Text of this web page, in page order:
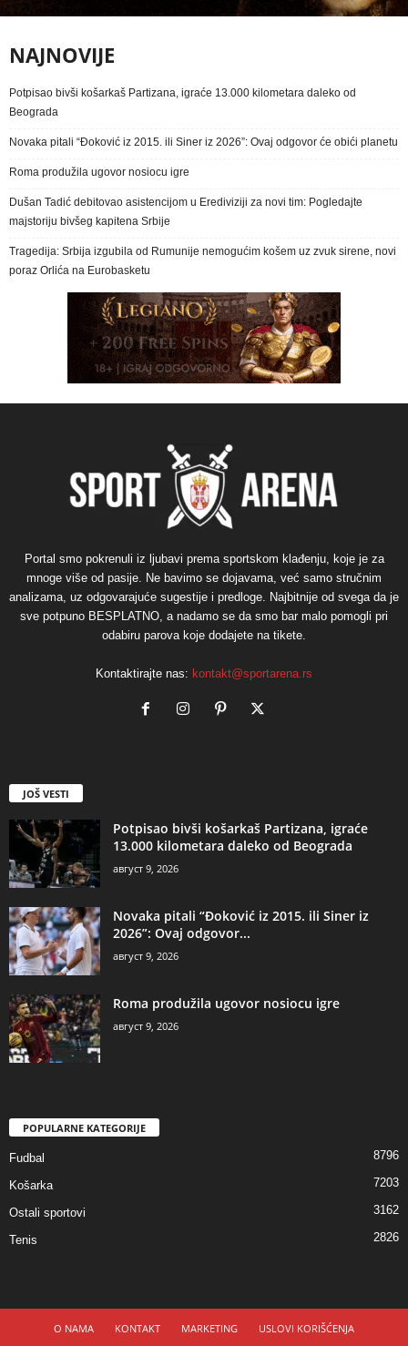
NAJNOVIJE
Potpisao bivši košarkaš Partizana, igraće 13.000 kilometara daleko od
Beograda
Novaka pitali “Đoković iz 2015. ili Siner iz 2026”: Ovaj odgovor će obići planetu
Roma produžila ugovor nosiocu igre
Dušan Tadić debitovao asistencijom u Erediviziji za novi tim: Pogledajte
majstoriju bivšeg kapitena Srbije
Tragedija: Srbija izgubila od Rumunije nemogućim košem uz zvuk sirene, novi
poraz Orlića na Eurobasketu
Portal smo pokrenuli iz ljubavi prema sportskom klađenju, koje je za
mnoge više od pasije. Ne bavimo se dojavama, već samo stručnim
analizama, uz odgovarajuće sugestije i predloge. Najbitnije od svega da je
sve potpuno BESPLATNO, a nadamo se da smo bar malo pomogli pri
odabiru parova koje dodajete na tikete.
Kontaktirajte nas: kontakt@sportarena.rs
JOŠ VESTI
Potpisao bivši košarkaš Partizana, igraće
13.000 kilometara daleko od Beograda
август 9, 2026
Novaka pitali “Đoković iz 2015. ili Siner iz
2026”: Ovaj odgovor...
август 9, 2026
Roma produžila ugovor nosiocu igre
август 9, 2026
POPULARNE KATEGORIJE
Fudbal 8796
Košarka 7203
Ostali sportovi 3162
Tenis 2826
O NAMA KONTAKT MARKETING USLOVI KORIŠĆENJA